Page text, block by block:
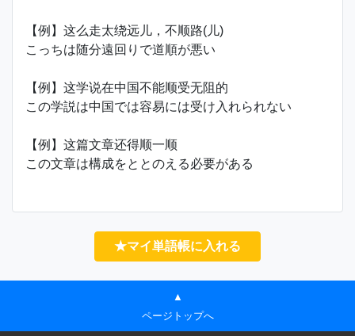
【例】这么走太绕远儿，不顺路(儿)
こっちは随分遠回りで道順が悪い
【例】这学说在中国不能顺受无阻的
この学説は中国では容易には受け入れられない
【例】这篇文章还得顺一顺
この文章は構成をととのえる必要がある
★マイ単語帳に入れる
▲
ページトップへ